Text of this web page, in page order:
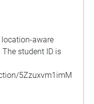
aware
student ID is
5Zzuxvm1imM